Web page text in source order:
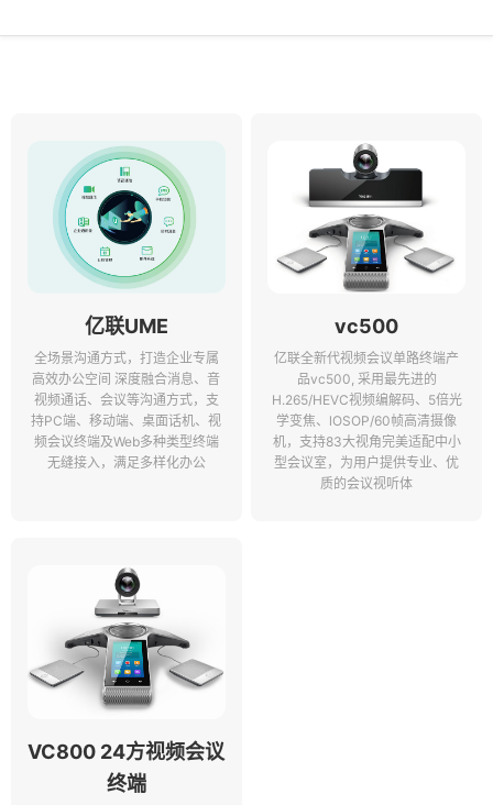
亿联UME
全场景沟通方式，打造企业专属
高效办公空间 深度融合消息、音
视频通话、会议等沟通方式，支
持PC端、移动端、桌面话机、视
频会议终端及Web多种类型终端
无缝接入，满足多样化办公
vc500
亿联全新代视频会议单路终端产
品vc500, 采用最先进的
H.265/HEVC视频编解码、5倍光
学变焦、lOSOP/60帧高清摄像
机，支持83大视角完美适配中小
型会议室，为用户提供专业、优
质的会议视听体
VC800 24方视频会议
终端